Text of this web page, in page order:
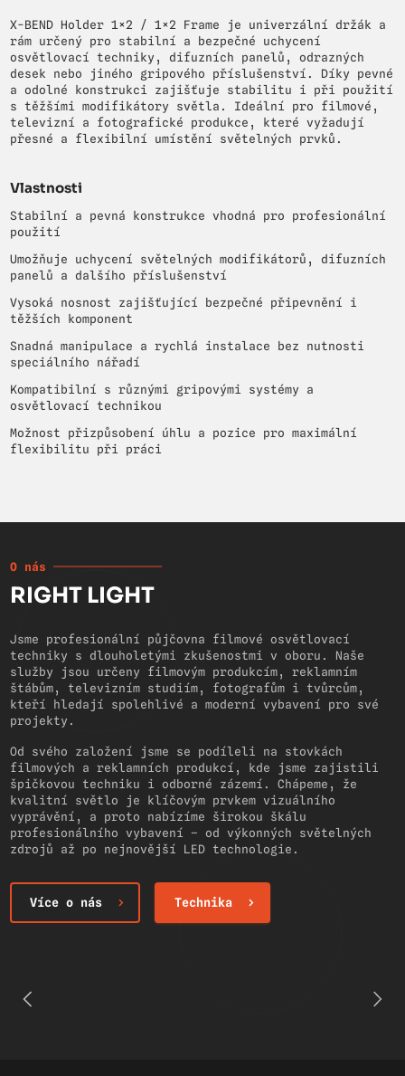
X-BEND Holder 1×2 / 1×2 Frame je univerzální držák a
rám určený pro stabilní a bezpečné uchycení
osvětlovací techniky, difuzních panelů, odrazných
desek nebo jiného gripového příslušenství. Díky pevné
a odolné konstrukci zajišťuje stabilitu i při použití
s těžšími modifikátory světla. Ideální pro filmové,
televizní a fotografické produkce, které vyžadují
přesné a flexibilní umístění světelných prvků.
Vlastnosti
Stabilní a pevná konstrukce vhodná pro profesionální
použití
Umožňuje uchycení světelných modifikátorů, difuzních
panelů a dalšího příslušenství
Vysoká nosnost zajišťující bezpečné připevnění i
těžších komponent
Snadná manipulace a rychlá instalace bez nutnosti
speciálního nářadí
Kompatibilní s různými gripovými systémy a
osvětlovací technikou
Možnost přizpůsobení úhlu a pozice pro maximální
flexibilitu při práci
O nás
RIGHT LIGHT
Jsme profesionální půjčovna filmové osvětlovací
techniky s dlouholetými zkušenostmi v oboru. Naše
služby jsou určeny filmovým produkcím, reklamním
štábům, televizním studiím, fotografům i tvůrcům,
kteří hledají spolehlivé a moderní vybavení pro své
projekty.
Od svého založení jsme se podíleli na stovkách
filmových a reklamních produkcí, kde jsme zajistili
špičkovou techniku i odborné zázemí. Chápeme, že
kvalitní světlo je klíčovým prvkem vizuálního
vyprávění, a proto nabízíme širokou škálu
profesionálního vybavení – od výkonných světelných
zdrojů až po nejnovější LED technologie.
Více o nás Technika